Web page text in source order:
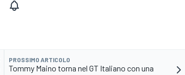
PROSSIMO ARTICOLO
Tommy Maino torna nel GT Italiano con una